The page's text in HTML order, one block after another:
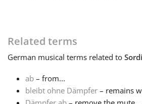
Polski
Português
Related terms
German musical terms related to
ab – from...
bleibt ohne Dämpfer – remains